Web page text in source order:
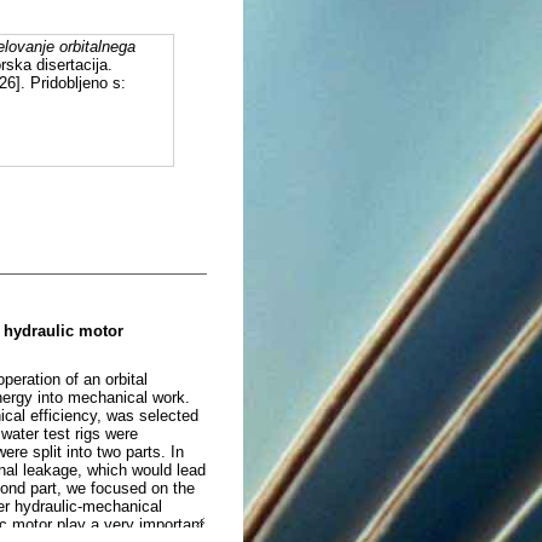
orbitalnega
disertacija.
Pridobljeno s:
hydraulic motor
of an orbital
into mechanical work.
efficiency, was selected
test rigs were
split into two parts. In
leakage, which would lead
part, we focused on the
hydraulic-mechanical
motor play a very important